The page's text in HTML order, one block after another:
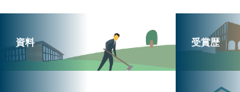
資料 受賞歴